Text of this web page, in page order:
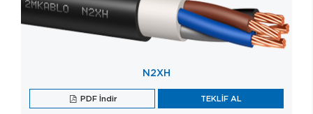
N2XH
PDF İndir TEKLİF AL